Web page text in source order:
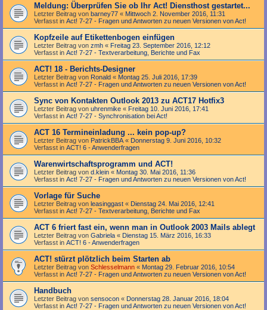
Meldung: Überprüfen Sie ob Ihr Act! Diensthost gestartet...
Letzter Beitrag von barney77 « Mittwoch 2. November 2016, 11:31
Verfasst in Act! 7-27 - Fragen und Antworten zu neuen Versionen von Act!
Kopfzeile auf Etikettenbogen einfügen
Letzter Beitrag von zmh « Freitag 23. September 2016, 12:12
Verfasst in Act! 7-27 - Text­­ver­arbei­tung, Berichte und Fax
ACT! 18 - Berichts-Designer
Letzter Beitrag von Ronald « Montag 25. Juli 2016, 17:39
Verfasst in Act! 7-27 - Fragen und Antworten zu neuen Versionen von Act!
Sync von Kontakten Outlook 2013 zu ACT17 Hotfix3
Letzter Beitrag von uhrenmike « Freitag 10. Juni 2016, 17:41
Verfasst in Act! 7-27 - Synchronisation bei Act!
ACT 16 Termineinladung ... kein pop-up?
Letzter Beitrag von PatrickBBA « Donnerstag 9. Juni 2016, 10:32
Verfasst in ACT! 6 - Anwender­fragen
Warenwirtschaftsprogramm und ACT!
Letzter Beitrag von d.klein « Montag 30. Mai 2016, 11:36
Verfasst in Act! 7-27 - Fragen und Antworten zu neuen Versionen von Act!
Vorlage für Suche
Letzter Beitrag von leasinggast « Dienstag 24. Mai 2016, 12:41
Verfasst in Act! 7-27 - Text­­ver­arbei­tung, Berichte und Fax
ACT 6 friert fast ein, wenn man in Outlook 2003 Mails ablegt
Letzter Beitrag von Gabriela « Dienstag 15. März 2016, 16:33
Verfasst in ACT! 6 - Anwender­fragen
ACT! stürzt plötzlich beim Starten ab
Letzter Beitrag von Schlesselmann « Montag 29. Februar 2016, 10:54
Verfasst in Act! 7-27 - Fragen und Antworten zu neuen Versionen von Act!
Handbuch
Letzter Beitrag von sensocon « Donnerstag 28. Januar 2016, 18:04
Verfasst in Act! 7-27 - Fragen und Antworten zu neuen Versionen von Act!